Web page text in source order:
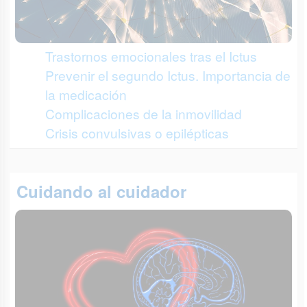
Trastornos emocionales tras el Ictus
Prevenir el segundo Ictus. Importancia de
la medicación
Complicaciones de la inmovilidad
Crisis convulsivas o epilépticas
Cuidando al cuidador